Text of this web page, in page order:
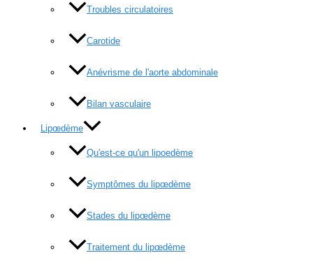
Troubles circulatoires
Carotide
Anévrisme de l'aorte abdominale
Bilan vasculaire
Lipœdème
Qu'est-ce qu'un lipoedème
Symptômes du lipœdème
Stades du lipœdème
Traitement du lipœdème